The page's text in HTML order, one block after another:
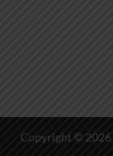
Copyright © 2026